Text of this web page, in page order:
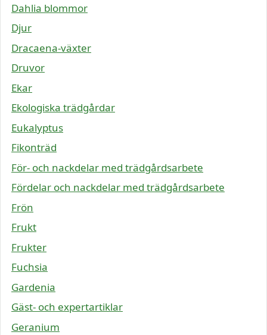
Dahlia blommor
Djur
Dracaena-växter
Druvor
Ekar
Ekologiska trädgårdar
Eukalyptus
Fikonträd
För- och nackdelar med trädgårdsarbete
Fördelar och nackdelar med trädgårdsarbete
Frön
Frukt
Frukter
Fuchsia
Gardenia
Gäst- och expertartiklar
Geranium